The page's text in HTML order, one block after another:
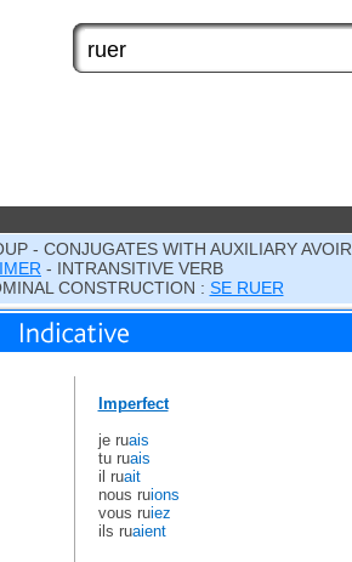
- CONJUGATES WITH AUXILIARY AVOIR
- INTRANSITIVE VERB
CONSTRUCTION : SE RUER
Imperfect
je ruais
tu ruais
il ruait
nous ruions
vous ruiez
ils ruaient